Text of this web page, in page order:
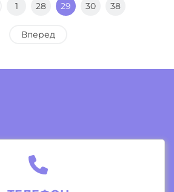
1 28 29 30 38
Вперед